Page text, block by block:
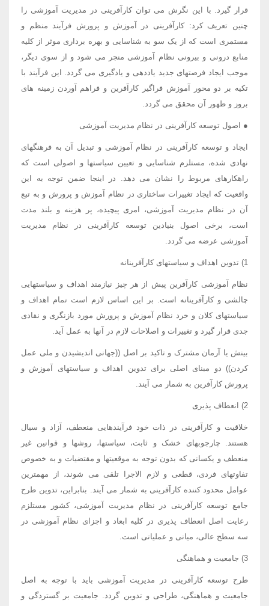
قرار گیرد. با این نگرش می توان کارآفرینی در مدیریت آموزشی را
چنین تعریف کرد: کارآفرینی در آموزش و پرورش فرآیند منظم و
مستمری است که از یک سو به شناسایی و بهره برداری موثر از کلیه
منابع درونی و بیرونی نظام آموزشی منجر می شود و از سوی دیگر،
موجب ایجاد فرصتهای جدید یاددهی و یادگیری می گردد. این فرآیند با
تکیه بر دو محور آموزش فراگیر کارآفرین و فراهم آوردن زمینه های
بروز و ظهور آن محقق می گردد.
● اصول توسعه کارآفرینی در نظام مدیریت آموزشی
ایجاد و توسعه کارآفرینی در نظام آموزشی و تبدیل آن به فرهنگهای
نهادی شده، مستلزم شناسایی و تعیین سیاستها و اصولی است که
راهکارهای مربوط را نشان می دهد. در اینجا ضمن توجه به این
واقعیت که ایجاد تغییرات ساختاری در نظام آموزش و پرورش و به تبع
آن در نظام مدیریت آموزشی، امری پیچیده، پر هزینه و بلند مدت
است، برخی اصول بنیادین توسعه کارآفرینی در نظام مدیریت
آموزشی عرضه می گردد.
1) تدوین اهداف و سیاستهای کارآفرینانه
نظام آموزشی کارآفرین پیش از هر چیز نیازمند اهداف و سیاستهایی
چالشی و کارآفرینانه است. بر این اساس لازم است تمام اهداف و
سیاستهای کلان و خرد نظام آموزش و پرورش مورد بازنگری و نقادی
جدی قرار گیرد و تغییرات و اصلاحات لازم در آنها به عمل آید.
بینش یا آرمان مشترک و تاکید بر اصل ((جهانی اندیشیدن و ملی عمل
کردن)) دو مبنای اصلی برای تدوین اهداف و سیاستهای آموزش و
پرورش کارآفرین به شمار می آیند.
2) انعطاف پذیری
خلاقیت و کارآفرینی در ذات خود فرآیندهایی منعطف، آزاد و سیال
هستند. چارجوبهای خشک و ثابت، سیاستها، روشها و قوانین غیر
منعطف و یکسانی که بدون توجه به موقعیتها و مقتضیات و به خصوص
تفاوتهای فردی، قطعی و لازم الاجرا تلقی می شوند، از مهمترین
عوامل محدود کننده کارآفرینی به شمار می آیند. بنابراین، تدوین طرح
جامع توسعه کارآفرینی در نظام مدیریت آموزشی، کشور مستلزم
رعایت اصل انعطاف پذیری در کلیه ابعاد و اجزای نظام آموزشی در
سه سطح عالی، میانی و عملیاتی است.
3) جامعیت و هماهنگی
طرح توسعه کارآفرینی در مدیریت آموزشی باید با توجه به اصل
جامعیت و هماهنگی، طراحی و تدوین گردد. جامعیت بر گستردگی و